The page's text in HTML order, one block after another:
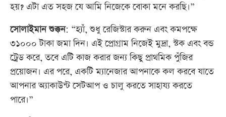
হয়? এটা এত সহজ যে আমি নিজেকে বোকা মনে করছি।”
সোলাইমান শুক্কন: “হ্যাঁ, শুধু রেজিস্টার করুন এবং কমপক্ষে
৩১০০০ টাকা জমা দিন। এই প্রোগ্রাম নিজেই মুদ্রা, স্টক এবং বন্ড
ট্রেড করে, তবে এটি কাজ করার জন্য কিছু প্রাথমিক পুঁজির
প্রয়োজন। এর পরে, একটি ম্যানেজার আপনাকে কল করবে যাতে
আপনার অ্যাকাউন্ট সেটআপ ও চালু করতে সাহায্য করতে
পারে।”